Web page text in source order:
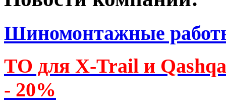
Шиномонтажные
ТО для X-Trail и
- 20%